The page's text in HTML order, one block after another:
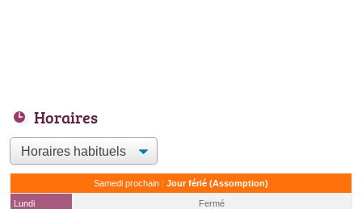
Horaires
Samedi prochain : Jour férié (Assomption)
Lundi
Fermé